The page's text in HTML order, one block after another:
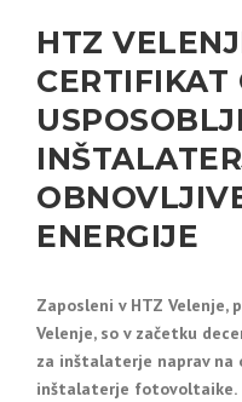
HTZ
CERTIFIKAT
ENERGIJE
Zaposleni v HTZ Velenje,
Velenje, so v začetku
za inštalaterje naprav na
inštalaterje fotovoltaike.